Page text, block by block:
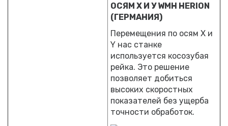
ОСЯМ Х И У WMH HERION
(ГЕРМАНИЯ)
Перемещения по осям Х и
Y нас станке
используется косозубая
рейка. Это решение
позволяет добиться
высоких скоростных
показателей без ущерба
точности обработок.